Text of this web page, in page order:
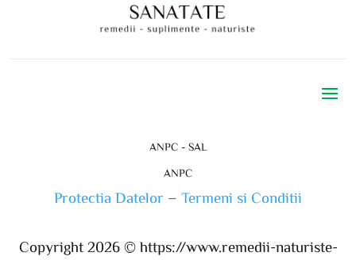
ANPC - SAL
ANPC
Protectia Datelor – Termeni si Conditii
Copyright 2026 ©https://www.remedii-naturiste-